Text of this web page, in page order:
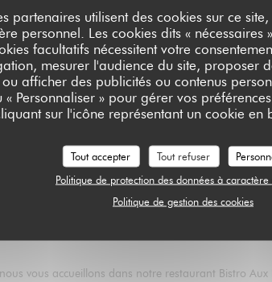
partenaires utilisent des cookies sur ce
personnel. Les cookies dits «
facultatifs nécessitent votre
mesurer l'audience du site, proposer
afficher des publicités ou contenus
« Personnaliser » pour gérer vos
sur l'icône représentant un cookie en
Tout accepter Tout refuser
Politique de protection des données à caractère
Politique de gestion des cookies
Service: 5/5 Ambiance: 5/5 Cuisine
nous vous accueillons dans notre Restaurant Bistro
profiter de notre terrasse et de nos plats faits
vous accueillons dans notre restaurant Bistro Aux